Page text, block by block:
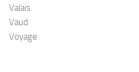
Valais
Vaud
Voyage